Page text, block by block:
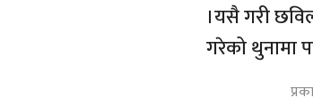
।यसै गरी
गरेको थुनामा